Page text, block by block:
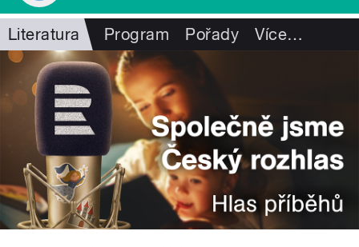
Literatura Program Pořady Více…